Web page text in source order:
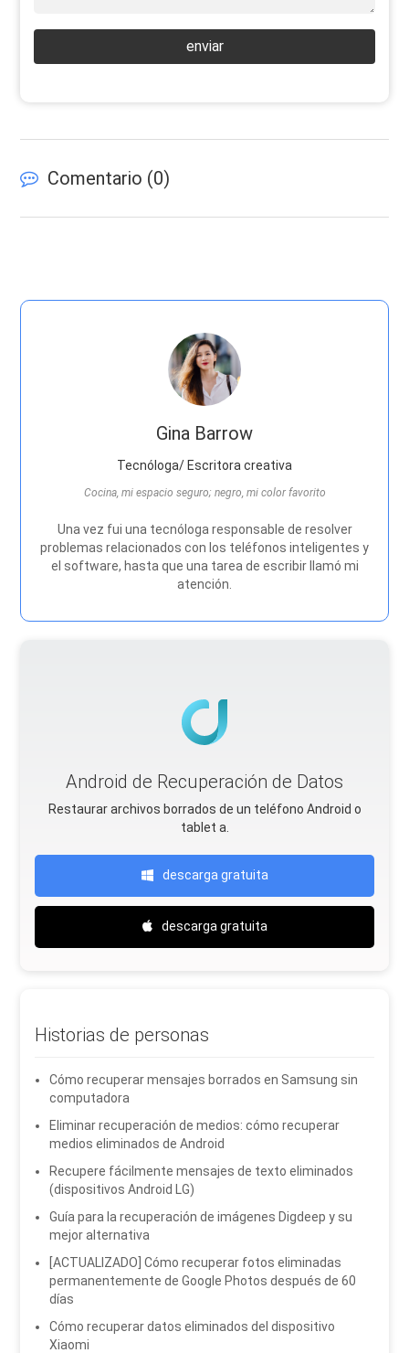
enviar
Comentario (0)
Gina Barrow
Tecnóloga/ Escritora creativa
Cocina, mi espacio seguro; negro, mi color favorito
Una vez fui una tecnóloga responsable de resolver
problemas relacionados con los teléfonos inteligentes y
el software, hasta que una tarea de escribir llamó mi
atención.
Android de Recuperación de Datos
Restaurar archivos borrados de un teléfono Android o
tablet a.
descarga gratuita
descarga gratuita
Historias de personas
Cómo recuperar mensajes borrados en Samsung sin
computadora
Eliminar recuperación de medios: cómo recuperar
medios eliminados de Android
Recupere fácilmente mensajes de texto eliminados
(dispositivos Android LG)
Guía para la recuperación de imágenes Digdeep y su
mejor alternativa
[ACTUALIZADO] Cómo recuperar fotos eliminadas
permanentemente de Google Photos después de 60
días
Cómo recuperar datos eliminados del dispositivo
Xiaomi